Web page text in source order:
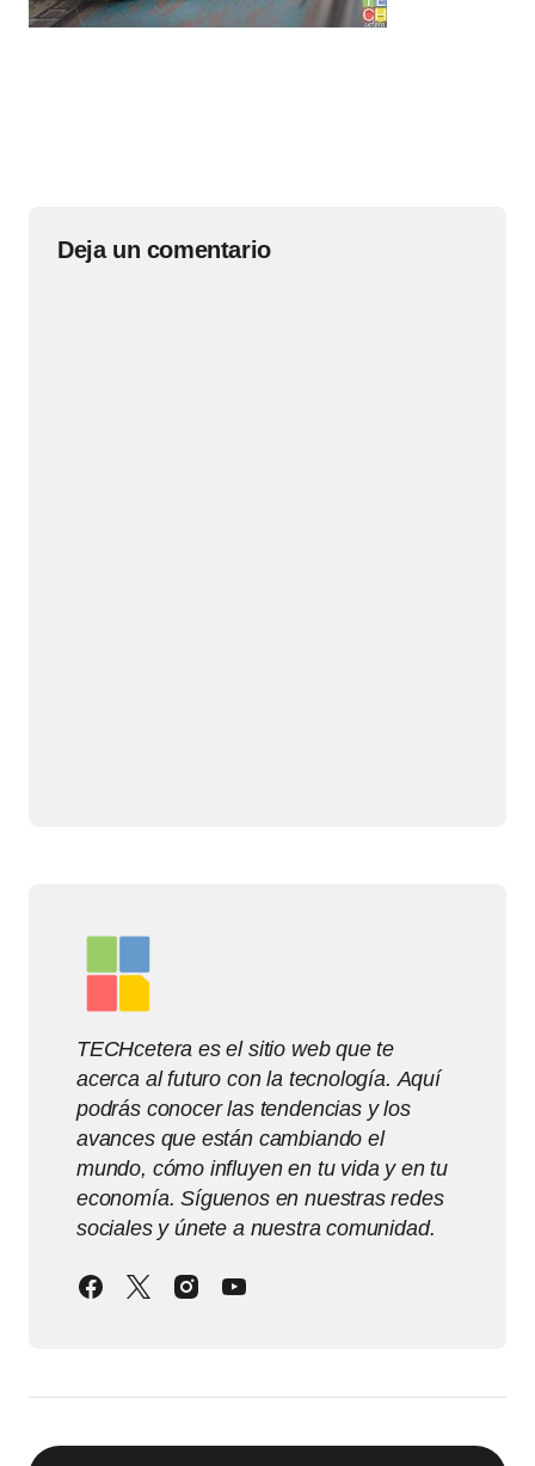
Deja un comentario
TECHcetera es el sitio web que te
acerca al futuro con la tecnología. Aquí
podrás conocer las tendencias y los
avances que están cambiando el
mundo, cómo influyen en tu vida y en tu
economía. Síguenos en nuestras redes
sociales y únete a nuestra comunidad.